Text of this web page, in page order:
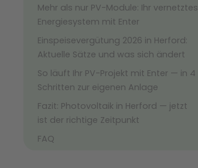
Mehr als nur PV-Module: Ihr vernetztes
Energiesystem mit Enter
Einspeisevergütung 2026 in Herford:
Aktuelle Sätze und was sich ändert
So läuft Ihr PV-Projekt mit Enter — in 4
Schritten zur eigenen Anlage
Fazit: Photovoltaik in Herford — jetzt
ist der richtige Zeitpunkt
FAQ